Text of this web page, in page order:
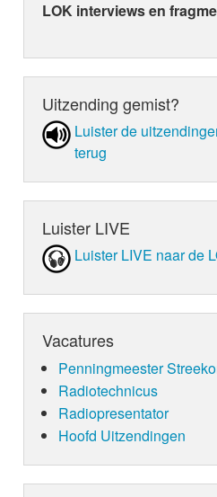
LOK interviews en
Uitzending gemist?
Luister de
terug
Luister LIVE
Luister LIVE naar de
Vacatures
Penningmeester
Radiotechnicus
Radiopresentator
Hoofd Uitzendingen